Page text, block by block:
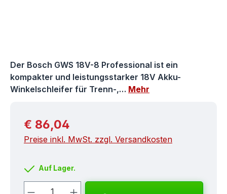
Der Bosch GWS 18V-8 Professional ist ein
kompakter und leistungsstarker 18V Akku-
Winkelschleifer für Trenn-,… Mehr
Regulärer Preis:
€ 86,04
Preise inkl. MwSt. zzgl. Versandkosten
Auf Lager.
Produkt Anzahl: Gib den